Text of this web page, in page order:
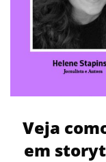
Veja
em